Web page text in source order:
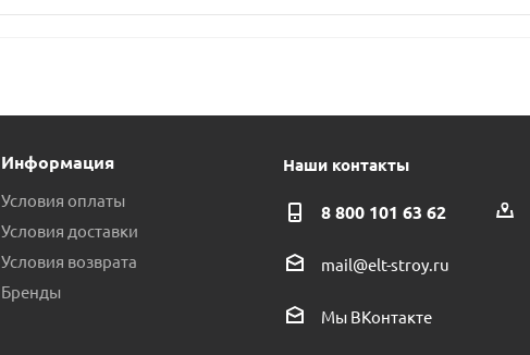
Информация
Условия оплаты
Условия доставки
Условия возврата
Бренды
Наши контакты
8 800 101 63 62
mail@elt-stroy.ru
Мы ВКонтакте